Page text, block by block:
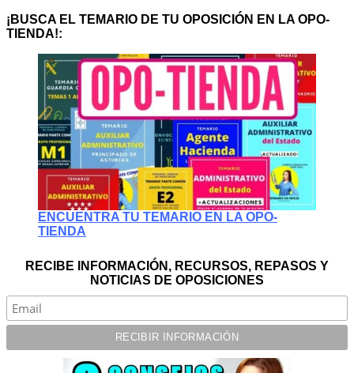
¡BUSCA EL TEMARIO DE TU OPOSICIÓN EN LA OPO-
TIENDA!:
ENCUENTRA TU TEMARIO EN LA OPO-
TIENDA
RECIBE INFORMACIÓN, RECURSOS, REPASOS Y
NOTICIAS DE OPOSICIONES